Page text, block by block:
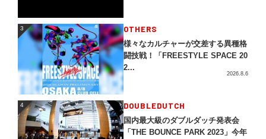
3 OTHERS
様々なカルチャーが交差する異種格
闘技戦！「FREESTYLE SPACE 20
2...
2026.8.6
4 DOUBLEDUTCH
国内最大級のダブルダッチ発表会
「THE BOUNCE PARK 2023」今年